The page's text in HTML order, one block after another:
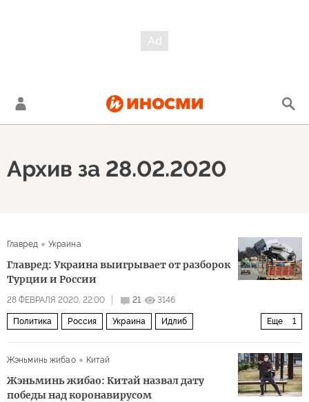
Архив за 28.02.2020
Главред Украина
Главред: Украина выигрывает от разборок
Турции и России
28 ФЕВРАЛЯ 2020, 22:00 21 3146
Еще 1
Политика Россия Украина Идлиб
Жэньминь жибао
Китай
Жэньминь жибао: Китай назвал дату
победы над коронавирусом